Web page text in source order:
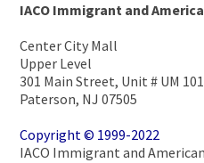
IACO Immigrant and
Center City Mall
Upper Level
301 Main Street, Unit # UM 101
Paterson, NJ 07505
Copyright © 1999-2022
IACO Immigrant and